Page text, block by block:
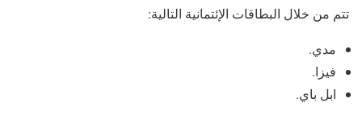
تتم من خلال البطاقات الإئتمانية التالية:
مدي.
فيزا.
ابل باي.